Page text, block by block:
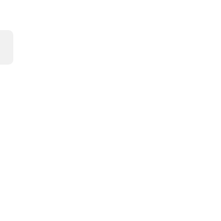
de Angry Birds Rio APK en tu móvil y disfruta de las
en nuestra AppMarket.